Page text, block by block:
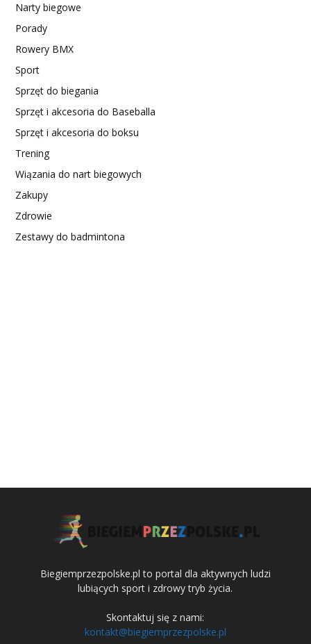
Narty biegowe
Porady
Rowery BMX
Sport
Sprzęt do biegania
Sprzęt i akcesoria do Baseballa
Sprzęt i akcesoria do boksu
Trening
Wiązania do nart biegowych
Zakupy
Zdrowie
Zestawy do badmintona
Biegiemprzezpolske.pl to portal dla aktywnych ludzi
lubiących sport i zdrowy tryb życia.
Skontaktuj się z nami:
kontakt@biegiemprzezpolske.pl